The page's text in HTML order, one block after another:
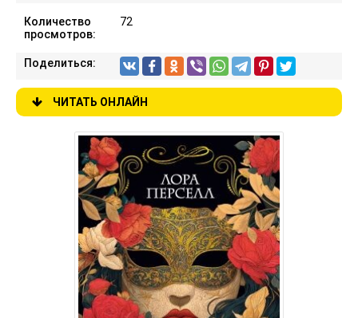
Количество
просмотров:
72
Поделиться:
ЧИТАТЬ ОНЛАЙН